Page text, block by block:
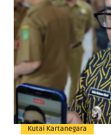
Kutai Kartanegara